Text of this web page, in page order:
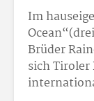
Im
Brüder
sich